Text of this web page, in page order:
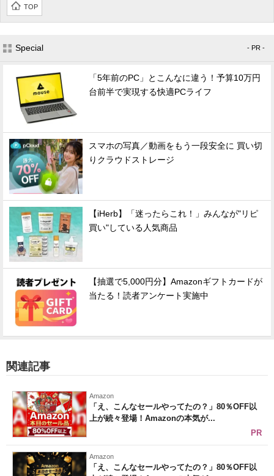
TOP
Special - PR -
「5年前のPC」とこんなに違う！予算10万円
台前半で実現する快適PCライフ
スマホの写真／動画をもう一段安全に 買い切
りクラウドストレージ
【iHerb】「迷ったらこれ！」みんなが"リピ
買い"している人気商品
【抽選で5,000円分】Amazonギフトカードが
当たる！読者アンケート実施中
関連記事
Amazon
「え、こんなセールやってたの？」80％OFF以
上が続々登場！Amazonの本気が...
PR
Amazon
「え、こんなセールやってたの？」80％OFF以